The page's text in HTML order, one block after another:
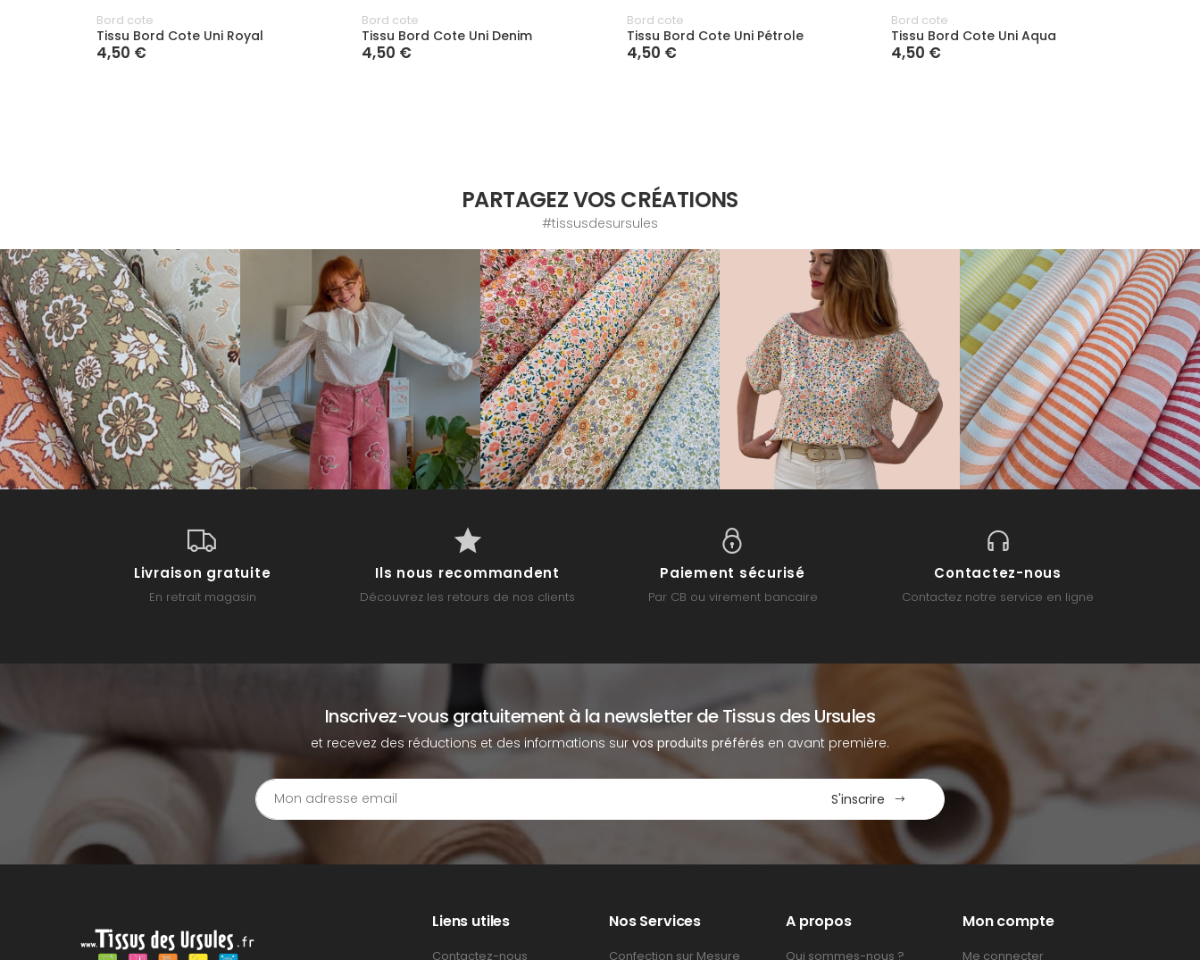
Bord cote
Tissu Bord Cote Uni Royal
4,50 €
Bord cote
Tissu Bord Cote Uni Denim
4,50 €
Bord cote
Tissu Bord Cote Uni Pétrole
4,50 €
Bord cote
Tissu Bord Cote Uni Aqua
4,50 €
PARTAGEZ VOS CRÉATIONS
#tissusdesursules
Livraison gratuite
En retrait magasin
Ils nous recommandent
Découvrez les retours de nos clients
Paiement sécurisé
Par CB ou virement bancaire
Contactez-nous
Contactez notre service en ligne
Inscrivez-vous gratuitement à la newsletter de Tissus des Ursules
et recevez des réductions et des informations survos produits préférés en avant première.
S'inscrire
Liens utiles
Contactez-nous
Nos Services
Confection sur Mesure
A propos
Qui sommes-nous ?
Mon compte
Me connecter